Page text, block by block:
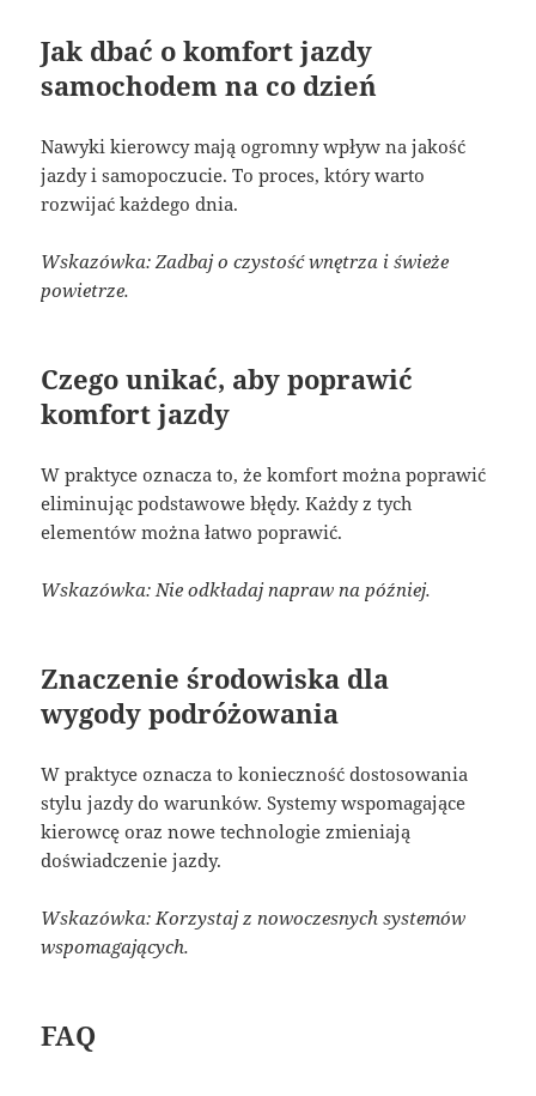
Jak dbać o komfort jazdy
samochodem na co dzień
Nawyki kierowcy mają ogromny wpływ na jakość
jazdy i samopoczucie. To proces, który warto
rozwijać każdego dnia.
Wskazówka: Zadbaj o czystość wnętrza i świeże
powietrze.
Czego unikać, aby poprawić
komfort jazdy
W praktyce oznacza to, że komfort można poprawić
eliminując podstawowe błędy. Każdy z tych
elementów można łatwo poprawić.
Wskazówka: Nie odkładaj napraw na później.
Znaczenie środowiska dla
wygody podróżowania
W praktyce oznacza to konieczność dostosowania
stylu jazdy do warunków. Systemy wspomagające
kierowcę oraz nowe technologie zmieniają
doświadczenie jazdy.
Wskazówka: Korzystaj z nowoczesnych systemów
wspomagających.
FAQ